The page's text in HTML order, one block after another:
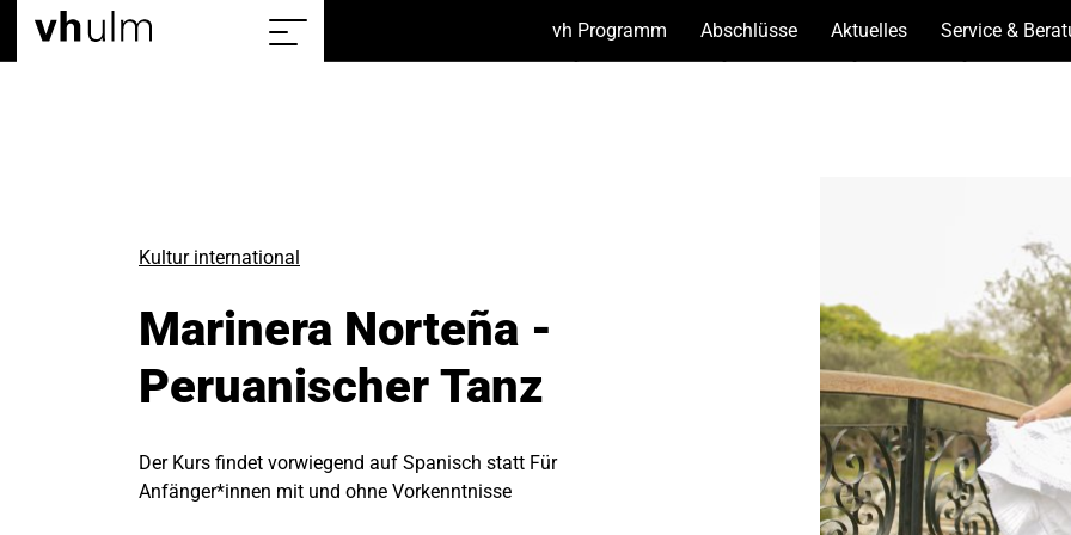
Sitemap
vh Programm (Unterseiten
Abschlüsse(Unterseiten
Aktuelles(Unterseiten
Service &
Kultur international
Marinera Norteña -
Peruanischer Tanz
Der Kurs findet vorwiegend auf Spanisch statt Für
Anfänger*innen mit und ohne Vorkenntnisse